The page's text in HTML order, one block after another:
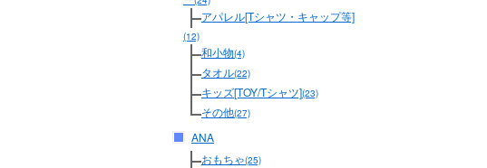
アパレル[Tシャツ・キャップ等]
(12)
和小物(4)
タオル(22)
キッズ[TOY/Tシャツ](23)
その他(27)
ANA
おもちゃ(25)